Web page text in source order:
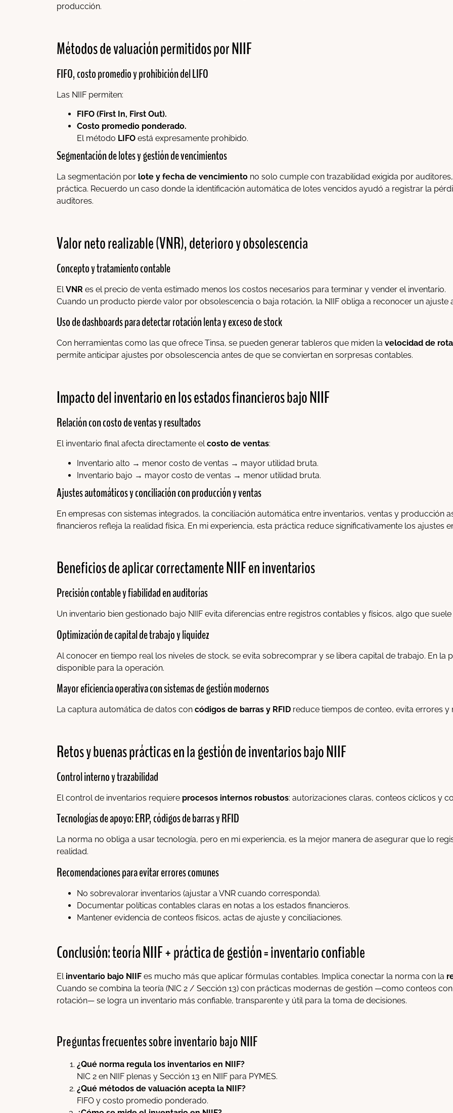
producción.
Métodos de valuación permitidos por NIIF
FIFO, costo promedio y prohibición del LIFO
Las NIIF permiten:
FIFO (First In, First Out).
Costo promedio ponderado.
El método LIFO está expresamente prohibido.
Segmentación de lotes y gestión de vencimientos
La segmentación por lote y fecha de vencimiento no solo cumple con trazabilidad exigida por
práctica. Recuerdo un caso donde la identificación automática de lotes vencidos ayudó a registrar la
auditores.
Valor neto realizable (VNR), deterioro y obsolescencia
Concepto y tratamiento contable
ElVNR es el precio de venta estimado menos los costos necesarios para terminar y vender el inventario.
Cuando un producto pierde valor por obsolescencia o baja rotación, la NIIF obliga a reconocer un ajuste
Uso de dashboards para detectar rotación lenta y exceso de stock
Con herramientas como las que ofrece Tinsa, se pueden generar tableros que miden la velocidad de
permite anticipar ajustes por obsolescencia antes de que se conviertan en sorpresas contables.
Impacto del inventario en los estados financieros bajo NIIF
Relación con costo de ventas y resultados
El inventario final afecta directamente elcosto de ventas:
Inventario alto → menor costo de ventas → mayor utilidad bruta.
Inventario bajo → mayor costo de ventas → menor utilidad bruta.
Ajustes automáticos y conciliación con producción y ventas
En empresas con sistemas integrados, la conciliación automática entre inventarios, ventas y producción
financieros refleja la realidad física. En mi experiencia, esta práctica reduce significativamente los ajustes
Beneficios de aplicar correctamente NIIF en inventarios
Precisión contable y fiabilidad en auditorías
Un inventario bien gestionado bajo NIIF evita diferencias entre registros contables y físicos, algo que
Optimización de capital de trabajo y liquidez
Al conocer en tiempo real los niveles de stock, se evita sobrecomprar y se libera capital de trabajo. En la
disponible para la operación.
Mayor eficiencia operativa con sistemas de gestión modernos
La captura automática de datos con códigos de barras y RFID reduce tiempos de conteo, evita errores y
Retos y buenas prácticas en la gestión de inventarios bajo NIIF
Control interno y trazabilidad
El control de inventarios requiere procesos internos robustos: autorizaciones claras, conteos cíclicos y
Tecnologías de apoyo: ERP, códigos de barras y RFID
La norma no obliga a usar tecnología, pero en mi experiencia, es la mejor manera de asegurar que lo
realidad.
Recomendaciones para evitar errores comunes
No sobrevalorar inventarios (ajustar a VNR cuando corresponda).
Documentar políticas contables claras en notas a los estados financieros.
Mantener evidencia de conteos físicos, actas de ajuste y conciliaciones.
Conclusión: teoría NIIF + práctica de gestión = inventario confiable
El inventario bajo NIIF es mucho más que aplicar fórmulas contables. Implica conectar la norma con la
Cuando se combina la teoría (NIC 2 / Sección 13) con prácticas modernas de gestión —como conteos
rotación— se logra un inventario más confiable, transparente y útil para la toma de decisiones.
Preguntas frecuentes sobre inventario bajo NIIF
¿Qué norma regula los inventarios en NIIF?
NIC 2 en NIIF plenas y Sección 13 en NIIF para PYMES.
¿Qué métodos de valuación acepta la NIIF?
FIFO y costo promedio ponderado.